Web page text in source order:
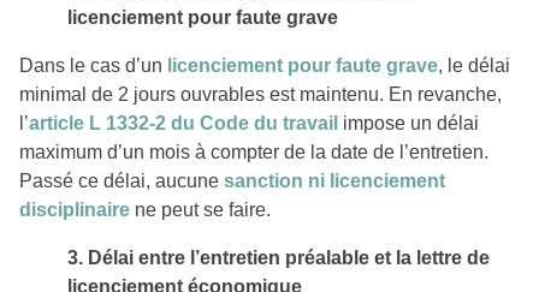
licenciement pour faute grave
Dans le cas d’un licenciement pour faute grave, le délai
minimal de 2 jours ouvrables est maintenu. En revanche,
l’article L 1332-2 du Code du travail impose un délai
maximum d’un mois à compter de la date de l’entretien.
Passé ce délai, aucune sanction ni licenciement
disciplinaire ne peut se faire.
3. Délai entre l’entretien préalable et la lettre de
licenciement économique